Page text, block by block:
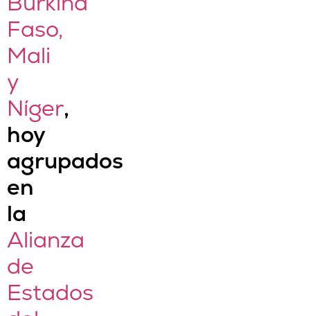
Faso,
Mali
y
Níger,
hoy
agrupados
en
la
Alianza
de
Estados